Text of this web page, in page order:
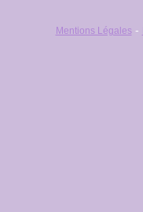
Mentions Légales